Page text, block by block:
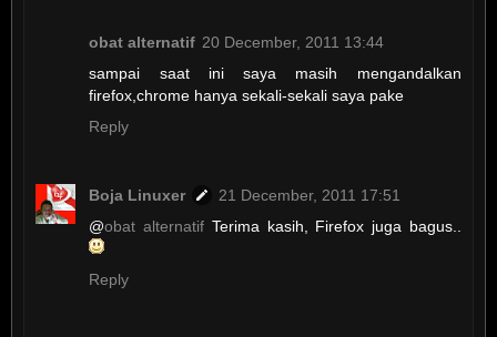
obat alternatif 20 December, 2011 13:44
sampai saat ini saya masih mengandalkan
firefox,chrome hanya sekali-sekali saya pake
Reply
Boja Linuxer
21 December, 2011 17:51
@obat alternatifTerima kasih, Firefox juga bagus..
Reply